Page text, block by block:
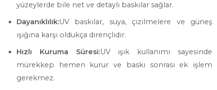
yüzeylerde bile net ve detaylı baskılar sağlar.
Dayanıklılık:UV baskılar, suya, çizilmelere ve güneş
ışığına karşı oldukça dirençlidir.
Hızlı Kuruma Süresi:UV ışık kullanımı sayesinde
mürekkep hemen kurur ve baskı sonrası ek işlem
gerekmez.